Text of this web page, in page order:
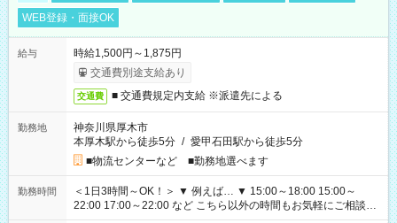
WEB登録・面接OK
給与
時給1,500円～1,875円
交通費別途支給あり
交通費 ■ 交通費規定内支給 ※派遣先による
勤務地
神奈川県厚木市
本厚木駅から徒歩5分 / 愛甲石田駅から徒歩5分
■物流センターなど ■勤務地選べます
勤務時間
＜1日3時間～OK！＞ ▼ 例えば… ▼ 15:00～18:00 15:00～
22:00 17:00～22:00 など こちら以外の時間もお気軽にご相談く
ださい！